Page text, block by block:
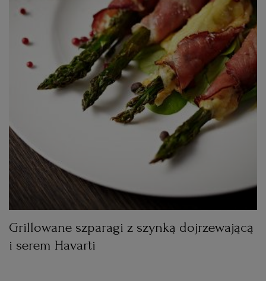
Grillowane szparagi z szynką dojrzewającą
i serem Havarti